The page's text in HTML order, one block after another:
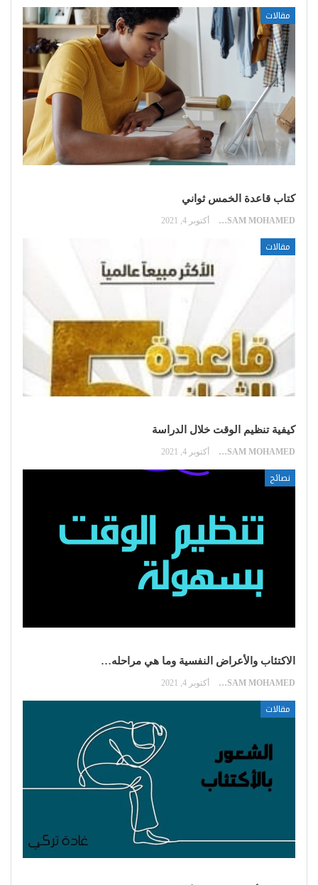
مقالات
كتاب قاعدة الخمس ثواني
HOSSAM MOHAMED أكتوبر 4, 2021
مقالات
كيفية تنظيم الوقت خلال الدراسة
HOSSAM MOHAMED أكتوبر 4, 2021
نصائح
الاكتئاب والأعراض النفسية وما هي مراحله…
HOSSAM MOHAMED أكتوبر 4, 2021
مقالات